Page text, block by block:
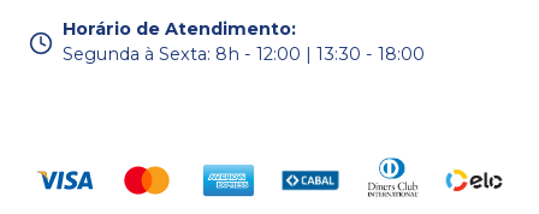
Horário de Atendimento:
Segunda à Sexta: 8h - 12:00 | 13:30 - 18:00